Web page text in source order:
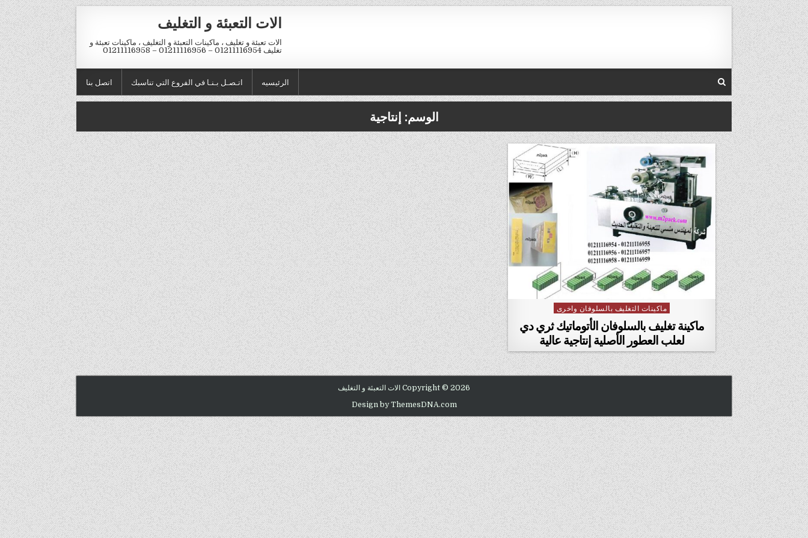
Skip to content
الات التعبئة و التغليف
الات تعبئة و تغليف ، ماكينات التعبئة و التغليف ، ماكينات تعبئة و
تغليف 01211116954 – 01211116956 – 01211116958
اتصل بنا اتـصـل بـنـا في الفروع التي تناسبك الرئيسيه
الوسم: إنتاجية
Posted in
ماكينات التغليف بالسلوفان واخرى
ماكينة تغليف بالسلوفان الأتوماتيك ثري دي
لعلب العطور الأصلية إنتاجية عالية
Copyright © 2026 الات التعبئة و التغليف
Design by ThemesDNA.com